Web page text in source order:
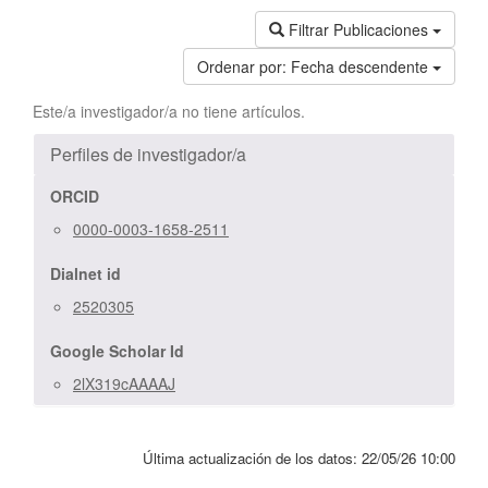
Filtrar Publicaciones
Ordenar por: Fecha descendente
Este/a investigador/a no tiene artículos.
Perfiles de investigador/a
ORCID
0000-0003-1658-2511
Dialnet id
2520305
Google Scholar Id
2lX319cAAAAJ
Última actualización de los datos: 22/05/26 10:00